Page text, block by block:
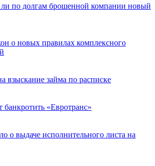
по долгам брошенной компании новый
о новых правилах комплексного
взыскание займа по расписке
банкротить «Евротранс»
о выдаче исполнительного листа на